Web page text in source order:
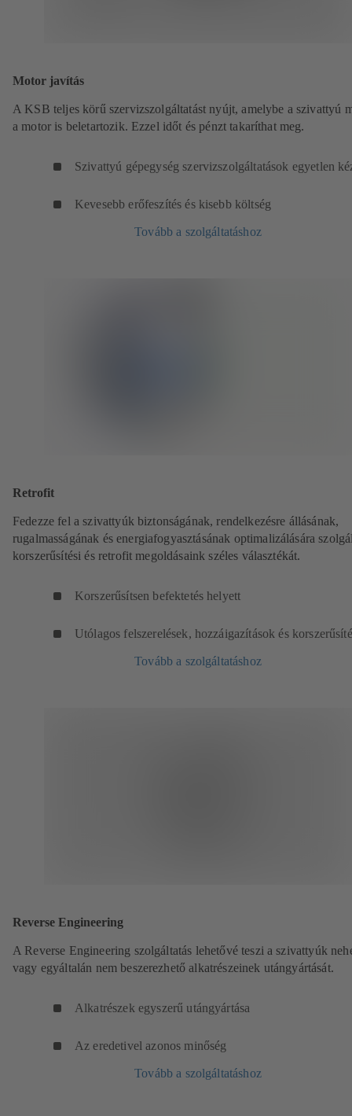
Motor javítás
A KSB teljes körű szervizszolgáltatást nyújt, amelybe a szivattyú
a motor is beletartozik. Ezzel időt és pénzt takaríthat meg.
Szivattyú gépegység szervizszolgáltatások egyetlen
Kevesebb erőfeszítés és kisebb költség
Tovább a szolgáltatáshoz
Retrofit
Fedezze fel a szivattyúk biztonságának, rendelkezésre állásának,
rugalmasságának és energiafogyasztásának optimalizálására
korszerűsítési és retrofit megoldásaink széles választékát.
Korszerűsítsen befektetés helyett
Utólagos felszerelések, hozzáigazítások és
Tovább a szolgáltatáshoz
Reverse Engineering
A Reverse Engineering szolgáltatás lehetővé teszi a szivattyúk
vagy egyáltalán nem beszerezhető alkatrészeinek utángyártását.
Alkatrészek egyszerű utángyártása
Az eredetivel azonos minőség
Tovább a szolgáltatáshoz